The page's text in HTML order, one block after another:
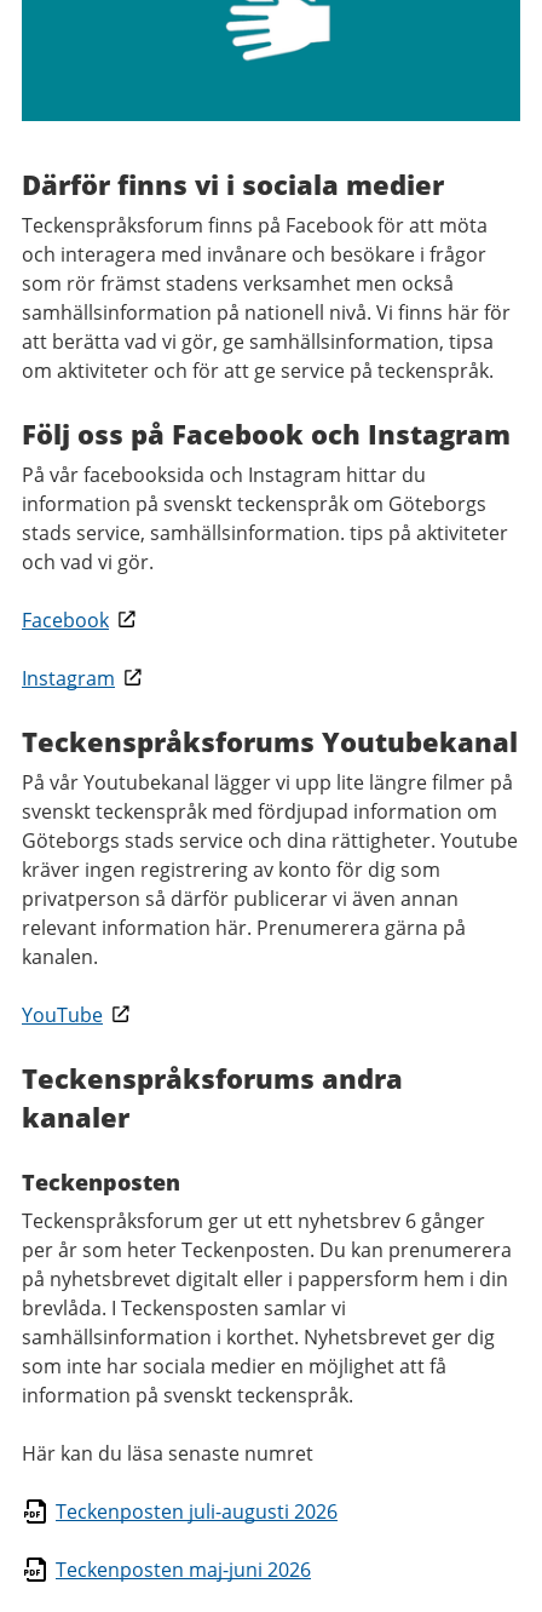
Därför finns vi i sociala medier
Teckenspråksforum finns på Facebook för att möta
och interagera med invånare och besökare i frågor
som rör främst stadens verksamhet men också
samhällsinformation på nationell nivå. Vi finns här för
att berätta vad vi gör, ge samhällsinformation, tipsa
om aktiviteter och för att ge service på teckenspråk.
Följ oss på Facebook och Instagram
På vår facebooksida och Instagram hittar du
information på svenskt teckenspråk om Göteborgs
stads service, samhällsinformation. tips på aktiviteter
och vad vi gör.
Facebook
Instagram
Teckenspråksforums Youtubekanal
På vår Youtubekanal lägger vi upp lite längre filmer på
svenskt teckenspråk med fördjupad information om
Göteborgs stads service och dina rättigheter. Youtube
kräver ingen registrering av konto för dig som
privatperson så därför publicerar vi även annan
relevant information här. Prenumerera gärna på
kanalen.
YouTube
Teckenspråksforums andra
kanaler
Teckenposten
Teckenspråksforum ger ut ett nyhetsbrev 6 gånger
per år som heter Teckenposten. Du kan prenumerera
på nyhetsbrevet digitalt eller i pappersform hem i din
brevlåda. I Teckensposten samlar vi
samhällsinformation i korthet. Nyhetsbrevet ger dig
som inte har sociala medier en möjlighet att få
information på svenskt teckenspråk.
Här kan du läsa senaste numret
Teckenposten juli-augusti 2026
Teckenposten maj-juni 2026